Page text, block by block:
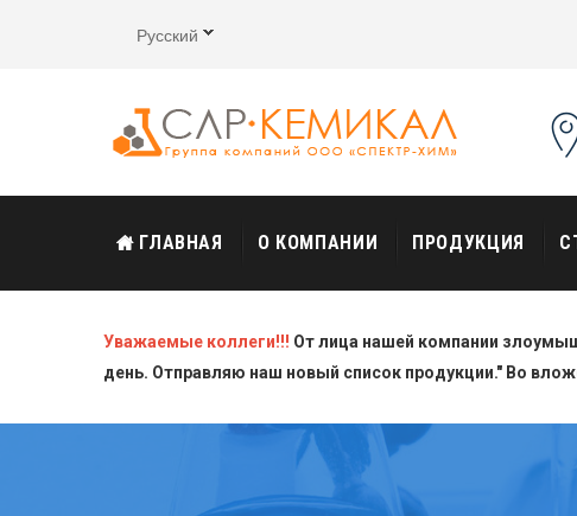
Русский
ГЛАВНАЯ О КОМПАНИИ ПРОДУКЦИЯ
Уважаемые коллеги!!! От лица нашей компании
день. Отправляю наш новый список продукции." Во